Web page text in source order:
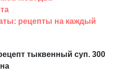
рецепты на каждый
тыквенный суп. 300